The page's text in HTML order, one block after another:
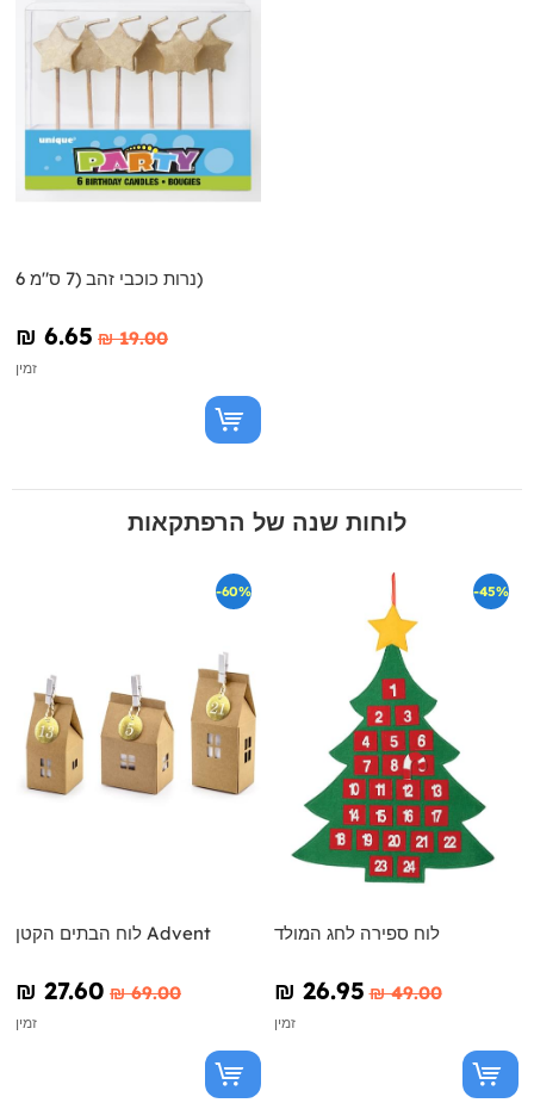
6 נרות כוכבי זהב (7 ס"מ)
₪‎ 6.65 ₪‎ 19.00
זמין
לוחות שנה של הרפתקאות
-60%
לוח הבתים הקטן Advent
₪‎ 27.60 ₪‎ 69.00
זמין
-45%
לוח ספירה לחג המולד
₪‎ 26.95 ₪‎ 49.00
זמין